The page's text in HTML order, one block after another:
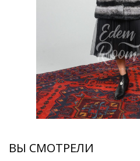
ВЫ СМОТРЕЛИ